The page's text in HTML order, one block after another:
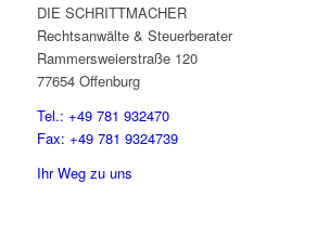
DIE SCHRITTMACHER
Rechtsanwälte & Steuerberater
Rammersweierstraße 120
77654 Offenburg
Tel.: +49 781 932470
Fax: +49 781 9324739
Ihr Weg zu uns